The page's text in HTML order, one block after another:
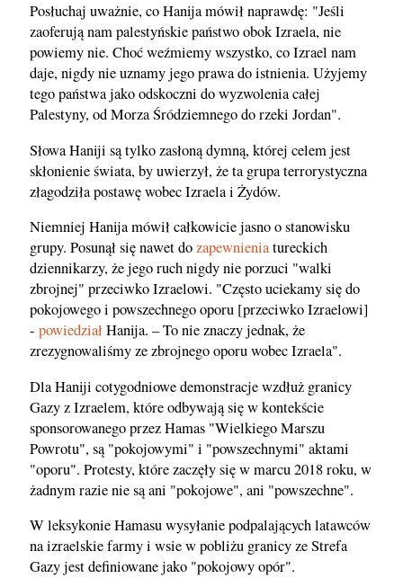
Posłuchaj uważnie, co Hanija mówił naprawdę: "Jeśli
zaoferują nam palestyńskie państwo obok Izraela, nie
powiemy nie. Choć weźmiemy wszystko, co Izrael nam
daje, nigdy nie uznamy jego prawa do istnienia. Użyjemy
tego państwa jako odskoczni do wyzwolenia całej
Palestyny, od Morza Śródziemnego do rzeki Jordan".
Słowa Haniji są tylko zasłoną dymną, której celem jest
skłonienie świata, by uwierzył, że ta grupa terrorystyczna
złagodziła postawę wobec Izraela i Żydów.
Niemniej Hanija mówił całkowicie jasno o stanowisku
grupy. Posunął się nawet dozapewnieniatureckich
dziennikarzy, że jego ruch nigdy nie porzuci "walki
zbrojnej" przeciwko Izraelowi. "Często uciekamy się do
pokojowego i powszechnego oporu [przeciwko Izraelowi]
- powiedziałHanija. – To nie znaczy jednak, że
zrezygnowaliśmy ze zbrojnego oporu wobec Izraela".
Dla Haniji cotygodniowe demonstracje wzdłuż granicy
Gazy z Izraelem, które odbywają się w kontekście
sponsorowanego przez Hamas "Wielkiego Marszu
Powrotu", są "pokojowymi" i "powszechnymi" aktami
"oporu". Protesty, które zaczęły się w marcu 2018 roku, w
żadnym razie nie są ani "pokojowe", ani "powszechne".
W leksykonie Hamasu wysyłanie podpalających latawców
na izraelskie farmy i wsie w pobliżu granicy ze Strefa
Gazy jest definiowane jako "pokojowy opór".